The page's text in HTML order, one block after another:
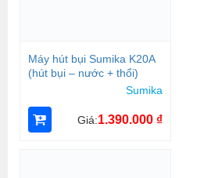
Máy hút bụi Sumika K20A
(hút bụi – nước + thổi)
Sumika
Giá:1.390.000 ₫